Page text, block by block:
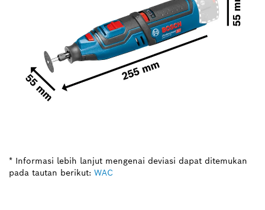
* Informasi lebih lanjut mengenai deviasi dapat ditemukan
pada tautan berikut: WAC